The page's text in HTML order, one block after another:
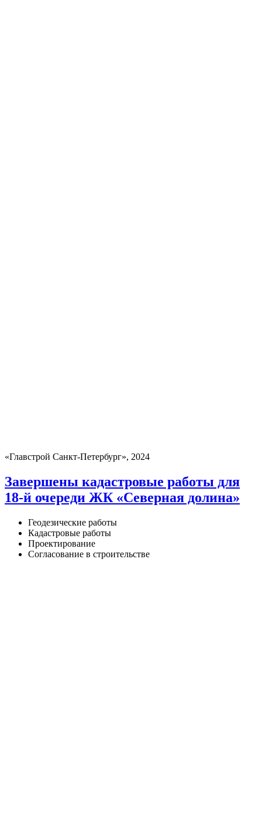
«Главстрой Санкт-Петербург», 2024
Завершены кадастровые работы для
18-й очереди ЖК «Северная долина»
Геодезические работы
Кадастровые работы
Проектирование
Согласование в строительстве